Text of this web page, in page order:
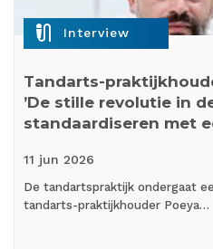
mic_external_on Interview
Tandarts-
’De stille revolutie in
standaardiseren met
11 jun 2026
De tandartspraktijk ondergaat
tandarts-praktijkhouder Poeya…